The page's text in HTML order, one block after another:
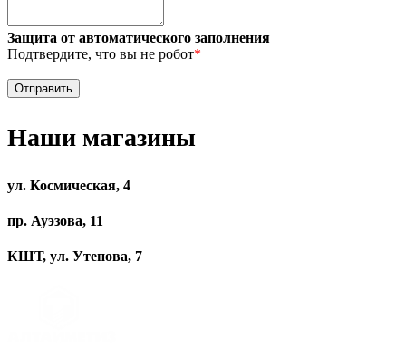
Защита от автоматического заполнения
Подтвердите, что вы не робот*
Наши магазины
ул. Космическая, 4
пр. Ауэзова, 11
КШТ, ул. Утепова, 7